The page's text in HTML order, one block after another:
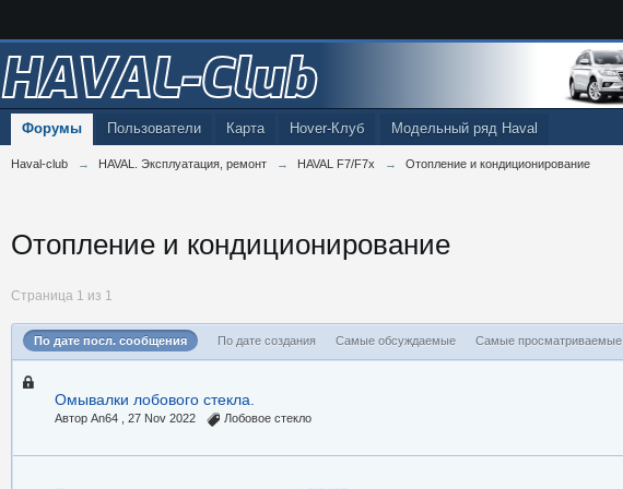
HAVAL-Club
Карта Hover-Клуб Модельный ряд Haval
Форумы Пользователи
Haval-club → HAVAL. Эксплуатация, ремонт → HAVAL F7/F7x → Отопление и кондиционирование
Отопление и кондиционирование
Страница 1 из 1
По дате посл. сообщения По дате создания Самые обсуждаемые Самые просматриваемые
Омывалки лобового стекла.
Автор An64 , 27 Nov 2022 Лобовое стекло